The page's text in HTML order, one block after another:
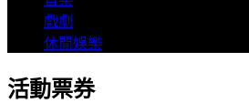
戲劇
休閒娛樂
活動票券